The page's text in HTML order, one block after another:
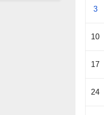
3
10
17
24